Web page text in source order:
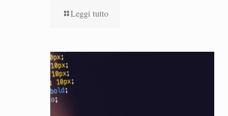
Leggi tutto